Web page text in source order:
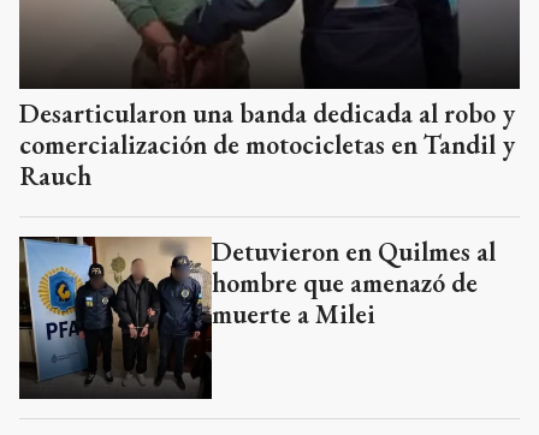
Desarticularon una banda dedicada al robo y
comercialización de motocicletas en Tandil y
Rauch
Detuvieron en Quilmes al
hombre que amenazó de
muerte a Milei